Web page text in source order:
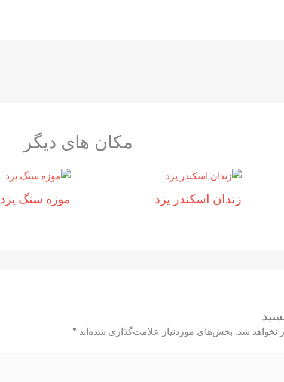
مکان های دیگر
زندان اسکندر یزد موزه سنگ یزد
نخواهد شد. بخش‌های موردنیاز علامت‌گذاری شده‌اند *